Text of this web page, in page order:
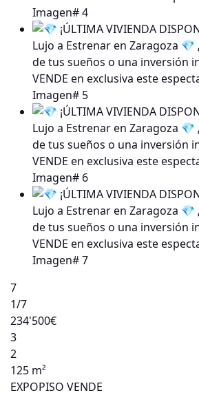
7
1/7
234'500€
3
2
125 m²
EXPOPISO VENDE